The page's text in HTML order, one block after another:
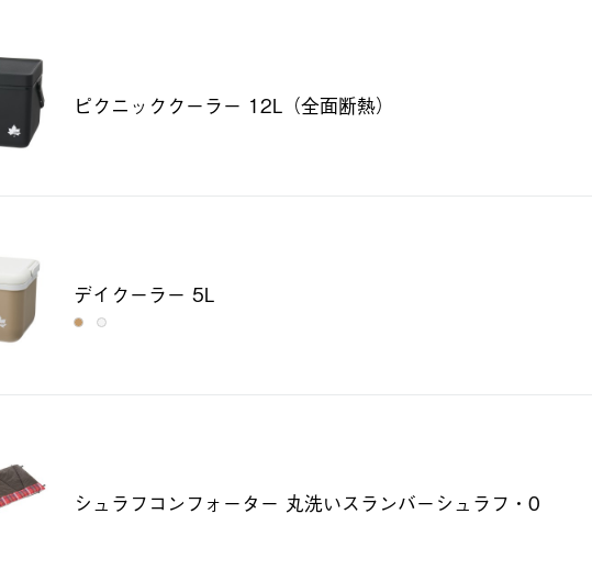
ピクニッククーラー 12L（全面断熱）
デイクーラー 5L
シュラフコンフォーター 丸洗いスランバーシュラフ・0